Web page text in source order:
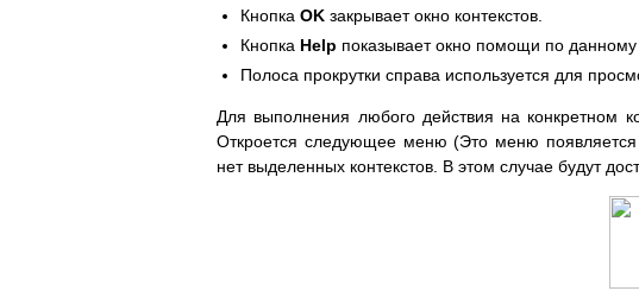
Кнопка OK закрывает окно контекстов.
Кнопка Help показывает окно помощи по данному
Полоса прокрутки справа используется для
Для выполнения любого действия на конкретном
Откроется следующее меню (Это меню
нет выделенных контекстов. В этом случае будут